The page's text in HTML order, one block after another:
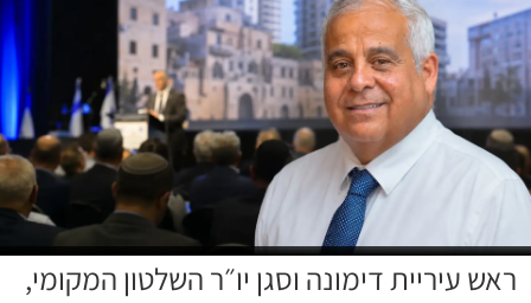
ראש עיריית דימונה וסגן יו״ר השלטון המקומי,